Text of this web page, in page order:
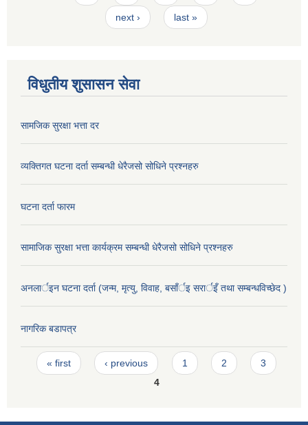
next › last »
विधुतीय शुसासन सेवा
सामजिक सुरक्षा भत्ता दर
व्यक्तिगत घटना दर्ता सम्बन्धी धेरैजसो सोधिने प्रश्नहरु
घटना दर्ता फारम
सामाजिक सुरक्षा भत्ता कार्यक्रम सम्बन्धी धेरैजसो सोधिने प्रश्नहरु
अनलार्इन घटना दर्ता (जन्म, मृत्यु, विवाह, बसाँर्इ सरार्इँ तथा सम्बन्धविच्छेद )
नागरिक बडापत्र
Pages
« first ‹ previous 1 2
3
4